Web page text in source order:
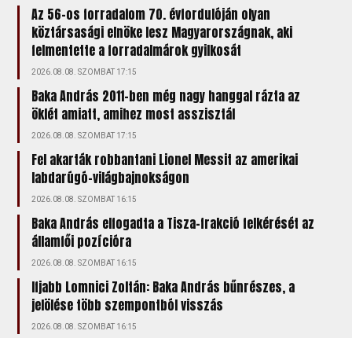
Az 56-os forradalom 70. évfordulóján olyan
köztársasági elnöke lesz Magyarországnak, aki
felmentette a forradalmárok gyilkosát
2026.08.08. SZOMBAT 17:15
Baka András 2011-ben még nagy hanggal rázta az
öklét amiatt, amihez most asszisztál
2026.08.08. SZOMBAT 17:15
Fel akarták robbantani Lionel Messit az amerikai
labdarúgó-világbajnokságon
2026.08.08. SZOMBAT 16:15
Baka András elfogadta a Tisza-frakció felkérését az
államfői pozícióra
2026.08.08. SZOMBAT 16:15
Ifjabb Lomnici Zoltán: Baka András bűnrészes, a
jelölése több szempontból visszás
2026.08.08. SZOMBAT 16:15